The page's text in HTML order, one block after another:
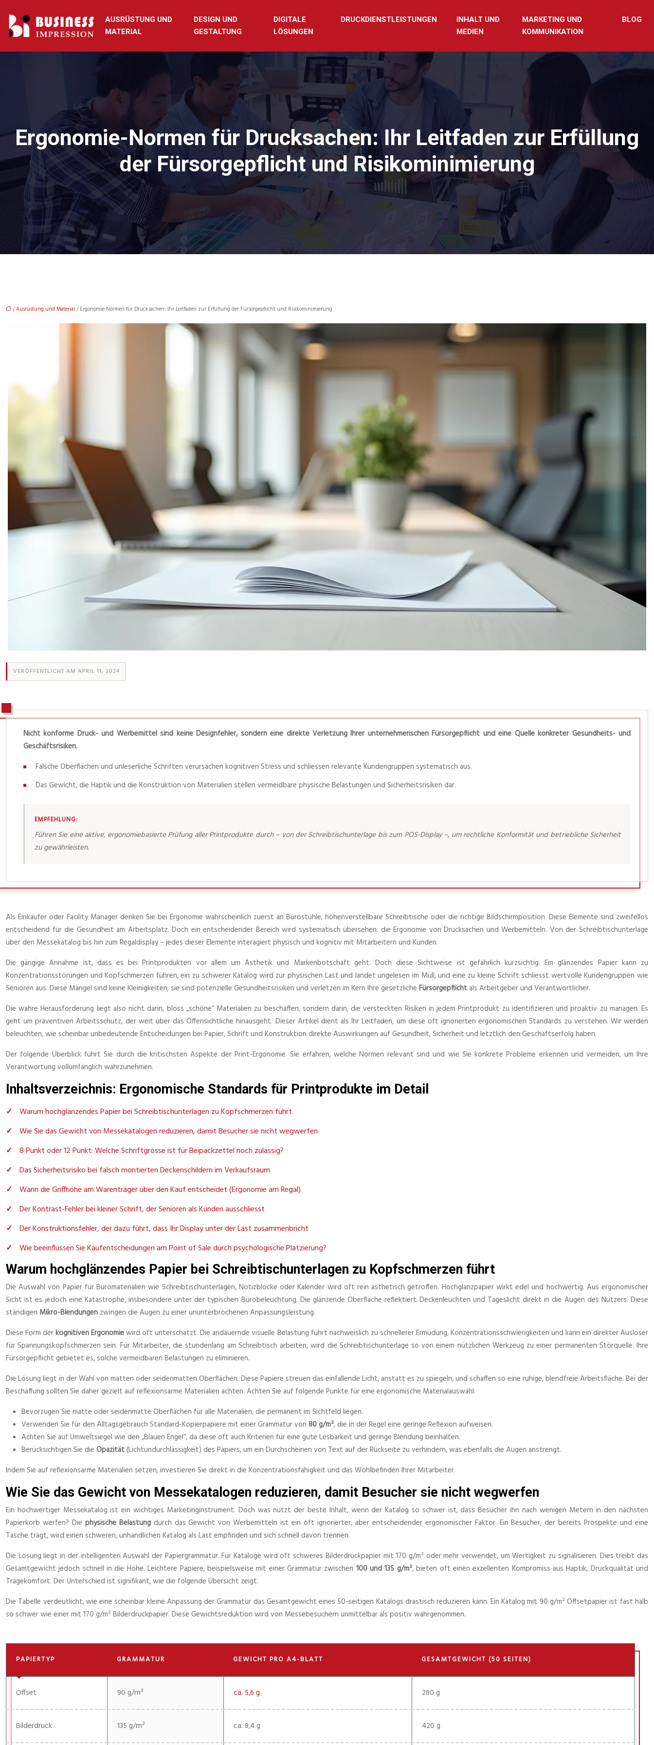
AUSRÜSTUNG UND
MATERIAL
DESIGN UND
GESTALTUNG
DIGITALE
LÖSUNGEN
DRUCKDIENSTLEISTUNGEN
INHALT UND
MEDIEN
MARKETING UND
KOMMUNIKATION
BLOG
Ergonomie-Normen für Drucksachen: Ihr Leitfaden zur Erfüllung
der Fürsorgepflicht und Risikominimierung
/Ausrüstung und Material / Ergonomie-Normen für Drucksachen: Ihr Leitfaden zur Erfüllung der Fürsorgepflicht und Risikominimierung
VERÖFFENTLICHT AM APRIL 11, 2024
Nicht konforme Druck- und Werbemittel sind keine Designfehler, sondern eine direkte Verletzung Ihrer unternehmerischen Fürsorgepflicht und eine Quelle konkreter Gesundheits- und
Geschäftsrisiken.
Falsche Oberflächen und unleserliche Schriften verursachen kognitiven Stress und schliessen relevante Kundengruppen systematisch aus.
Das Gewicht, die Haptik und die Konstruktion von Materialien stellen vermeidbare physische Belastungen und Sicherheitsrisiken dar.
EMPFEHLUNG:
Führen Sie eine aktive, ergonomiebasierte Prüfung aller Printprodukte durch – von der Schreibtischunterlage bis zum POS-Display –, um rechtliche Konformität und betriebliche Sicherheit
zu gewährleisten.
Als Einkäufer oder Facility Manager denken Sie bei Ergonomie wahrscheinlich zuerst an Bürostühle, höhenverstellbare Schreibtische oder die richtige Bildschirmposition. Diese Elemente sind zweifellos
entscheidend für die Gesundheit am Arbeitsplatz. Doch ein entscheidender Bereich wird systematisch übersehen: die Ergonomie von Drucksachen und Werbemitteln. Von der Schreibtischunterlage
über den Messekatalog bis hin zum Regaldisplay – jedes dieser Elemente interagiert physisch und kognitiv mit Mitarbeitern und Kunden.
Die gängige Annahme ist, dass es bei Printprodukten vor allem um Ästhetik und Markenbotschaft geht. Doch diese Sichtweise ist gefährlich kurzsichtig. Ein glänzendes Papier kann zu
Konzentrationsstörungen und Kopfschmerzen führen, ein zu schwerer Katalog wird zur physischen Last und landet ungelesen im Müll, und eine zu kleine Schrift schliesst wertvolle Kundengruppen wie
Senioren aus. Diese Mängel sind keine Kleinigkeiten; sie sind potenzielle Gesundheitsrisiken und verletzen im Kern Ihre gesetzliche Fürsorgepflichtals Arbeitgeber und Verantwortlicher.
Die wahre Herausforderung liegt also nicht darin, bloss „schöne“ Materialien zu beschaffen, sondern darin, die versteckten Risiken in jedem Printprodukt zu identifizieren und proaktiv zu managen. Es
geht um präventiven Arbeitsschutz, der weit über das Offensichtliche hinausgeht. Dieser Artikel dient als Ihr Leitfaden, um diese oft ignorierten ergonomischen Standards zu verstehen. Wir werden
beleuchten, wie scheinbar unbedeutende Entscheidungen bei Papier, Schrift und Konstruktion direkte Auswirkungen auf Gesundheit, Sicherheit und letztlich den Geschäftserfolg haben.
Der folgende Überblick führt Sie durch die kritischsten Aspekte der Print-Ergonomie. Sie erfahren, welche Normen relevant sind und wie Sie konkrete Probleme erkennen und vermeiden, um Ihre
Verantwortung vollumfänglich wahrzunehmen.
Inhaltsverzeichnis: Ergonomische Standards für Printprodukte im Detail
Warum hochglänzendes Papier bei Schreibtischunterlagen zu Kopfschmerzen führt
Wie Sie das Gewicht von Messekatalogen reduzieren, damit Besucher sie nicht wegwerfen
8 Punkt oder 12 Punkt: Welche Schriftgrösse ist für Beipackzettel noch zulässig?
Das Sicherheitsrisiko bei falsch montierten Deckenschildern im Verkaufsraum
Wann die Griffhöhe am Warenträger über den Kauf entscheidet (Ergonomie am Regal)
Der Kontrast-Fehler bei kleiner Schrift, der Senioren als Kunden ausschliesst
Der Konstruktionsfehler, der dazu führt, dass Ihr Display unter der Last zusammenbricht
Wie beeinflussen Sie Kaufentscheidungen am Point of Sale durch psychologische Platzierung?
Warum hochglänzendes Papier bei Schreibtischunterlagen zu Kopfschmerzen führt
Die Auswahl von Papier für Büromaterialien wie Schreibtischunterlagen, Notizblöcke oder Kalender wird oft rein ästhetisch getroffen. Hochglanzpapier wirkt edel und hochwertig. Aus ergonomischer
Sicht ist es jedoch eine Katastrophe, insbesondere unter der typischen Bürobeleuchtung. Die glänzende Oberfläche reflektiert Deckenleuchten und Tageslicht direkt in die Augen des Nutzers. Diese
ständigen Mikro-Blendungen zwingen die Augen zu einer ununterbrochenen Anpassungsleistung.
Diese Form derkognitiven Ergonomiewird oft unterschätzt. Die andauernde visuelle Belastung führt nachweislich zu schnellerer Ermüdung, Konzentrationsschwierigkeiten und kann ein direkter Auslöser
für Spannungskopfschmerzen sein. Für Mitarbeiter, die stundenlang am Schreibtisch arbeiten, wird die Schreibtischunterlage so von einem nützlichen Werkzeug zu einer permanenten Störquelle. Ihre
Fürsorgepflicht gebietet es, solche vermeidbaren Belastungen zu eliminieren.
Die Lösung liegt in der Wahl von matten oder seidenmatten Oberflächen. Diese Papiere streuen das einfallende Licht, anstatt es zu spiegeln, und schaffen so eine ruhige, blendfreie Arbeitsfläche. Bei der
Beschaffung sollten Sie daher gezielt auf reflexionsarme Materialien achten. Achten Sie auf folgende Punkte für eine ergonomische Materialauswahl:
Bevorzugen Sie matte oder seidenmatte Oberflächen für alle Materialien, die permanent im Sichtfeld liegen.
Verwenden Sie für den Alltagsgebrauch Standard-Kopierpapiere mit einer Grammatur von 80 g/m², die in der Regel eine geringe Reflexion aufweisen.
Achten Sie auf Umweltsiegel wie den „Blauen Engel“, da diese oft auch Kriterien für eine gute Lesbarkeit und geringe Blendung beinhalten.
Berücksichtigen Sie die Opazität(Lichtundurchlässigkeit) des Papiers, um ein Durchscheinen von Text auf der Rückseite zu verhindern, was ebenfalls die Augen anstrengt.
Indem Sie auf reflexionsarme Materialien setzen, investieren Sie direkt in die Konzentrationsfähigkeit und das Wohlbefinden Ihrer Mitarbeiter.
Wie Sie das Gewicht von Messekatalogen reduzieren, damit Besucher sie nicht wegwerfen
Ein hochwertiger Messekatalog ist ein wichtiges Marketinginstrument. Doch was nützt der beste Inhalt, wenn der Katalog so schwer ist, dass Besucher ihn nach wenigen Metern in den nächsten
Papierkorb werfen? Die physische Belastungdurch das Gewicht von Werbemitteln ist ein oft ignorierter, aber entscheidender ergonomischer Faktor. Ein Besucher, der bereits Prospekte und eine
Tasche trägt, wird einen schweren, unhandlichen Katalog als Last empfinden und sich schnell davon trennen.
Die Lösung liegt in der intelligenten Auswahl der Papiergrammatur. Für Kataloge wird oft schweres Bilderdruckpapier mit 170 g/m² oder mehr verwendet, um Wertigkeit zu signalisieren. Dies treibt das
Gesamtgewicht jedoch schnell in die Höhe. Leichtere Papiere, beispielsweise mit einer Grammatur zwischen 100 und 135 g/m², bieten oft einen exzellenten Kompromiss aus Haptik, Druckqualität und
Tragekomfort. Der Unterschied ist signifikant, wie die folgende Übersicht zeigt.
Die Tabelle verdeutlicht, wie eine scheinbar kleine Anpassung der Grammatur das Gesamtgewicht eines 50-seitigen Katalogs drastisch reduzieren kann. Ein Katalog mit 90 g/m² Offsetpapier ist fast halb
so schwer wie einer mit 170 g/m² Bilderdruckpapier. Diese Gewichtsreduktion wird von Messebesuchern unmittelbar als positiv wahrgenommen.
PAPIERTYP GRAMMATUR GEWICHT PRO A4-BLATT GESAMTGEWICHT (50 SEITEN)
Offset 90 g/m² ca. 5,6 g 280 g
Bilderdruck 135 g/m² ca. 8,4 g 420 g